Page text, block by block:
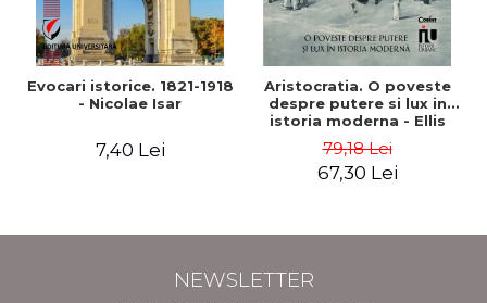
Evocari istorice. 1821-1918
- Nicolae Isar
7,40 Lei
Aristocratia. O poveste
despre putere si lux in
istoria moderna - Ellis
79,18 Lei
67,30 Lei
NEWSLETTER